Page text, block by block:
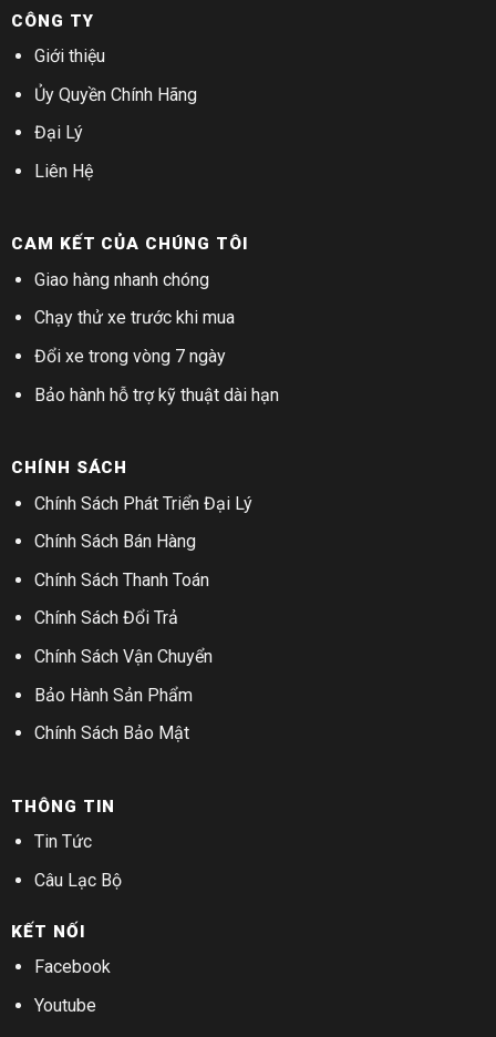
CÔNG TY
Giới thiệu
Ủy Quyền Chính Hãng
Đại Lý
Liên Hệ
CAM KẾT CỦA CHÚNG TÔI
Giao hàng nhanh chóng
Chạy thử xe trước khi mua
Đổi xe trong vòng 7 ngày
Bảo hành hỗ trợ kỹ thuật dài hạn
CHÍNH SÁCH
Chính Sách Phát Triển Đại Lý
Chính Sách Bán Hàng
Chính Sách Thanh Toán
Chính Sách Đổi Trả
Chính Sách Vận Chuyển
Bảo Hành Sản Phẩm
Chính Sách Bảo Mật
THÔNG TIN
Tin Tức
Câu Lạc Bộ
KẾT NỐI
Facebook
Youtube